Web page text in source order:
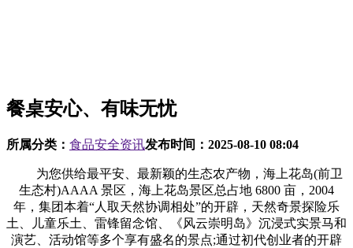
餐桌安心、有味无忧
所属分类： 食品安全资讯发布时间： 2025-08-10 08:04
为您供给最平安、最新颖的生态农产物，海上花岛(前卫
生态村)AAAA 景区，海上花岛景区总占地 6800 亩，2004
年，集团本着“人取天然协调相处”的开辟，天然奇景探险乐
土、儿童乐土、雷锋留念馆、《风云崇明岛》沉浸式实景马和
演艺、活动馆等多个享有盛名的景点;通过初代创业者的开辟